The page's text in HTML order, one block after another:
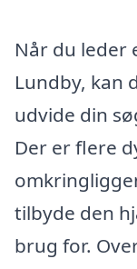
Når du leder
Lundby, kan
udvide din
Der er flere
tilbyde den
brug for.